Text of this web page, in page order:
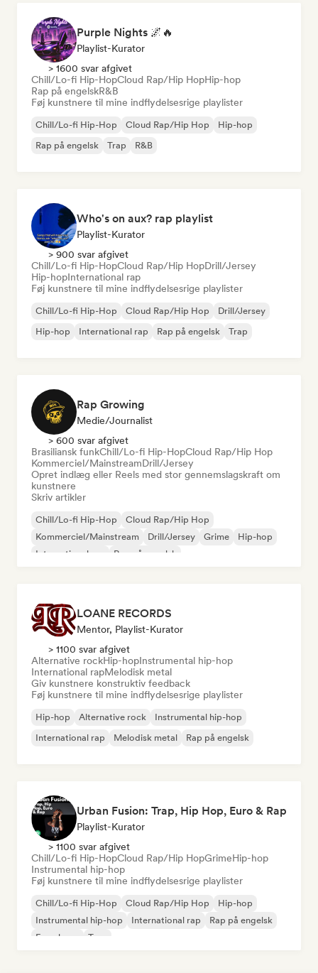
Purple Nights 🌌🔥
Playlist-Kurator
> 1600 svar afgivet
Chill/Lo-fi Hip-HopCloud Rap/Hip HopHip-hop
Rap på engelskR&B
Føj kunstnere til mine indflydelsesrige playlister
Chill/Lo-fi Hip-Hop Cloud Rap/Hip Hop
Hip-hop
Rap på engelsk
Trap R&B
Who's on aux? rap playlist
Playlist-Kurator
> 900 svar afgivet
Chill/Lo-fi Hip-HopCloud Rap/Hip HopDrill/Jersey
Hip-hopInternational rap
Føj kunstnere til mine indflydelsesrige playlister
Chill/Lo-fi Hip-Hop Cloud Rap/Hip Hop
Drill/Jersey
Hip-hop
International rap Rap på engelsk Trap
Rap Growing
Medie/journalist
> 600 svar afgivet
Brasiliansk funkChill/Lo-fi Hip-HopCloud Rap/Hip Hop
Kommerciel/MainstreamDrill/Jersey
Opret indlæg eller Reels med stor gennemslagskraft om
kunstnere
Skriv artikler
Chill/Lo-fi Hip-Hop
Cloud Rap/Hip Hop
Kommerciel/Mainstream
Drill/Jersey Grime
Hip-hop
International rap
Rap på engelsk
LOANE RECORDS
Mentor, Playlist-Kurator
> 1100 svar afgivet
Alternative rockHip-hopInstrumental hip-hop
International rapMelodisk metal
Giv kunstnere konstruktiv feedback
Føj kunstnere til mine indflydelsesrige playlister
Hip-hop Alternative rock
Instrumental hip-hop
International rap
Melodisk metal Rap på engelsk
Urban Fusion: Trap, Hip Hop, Euro & Rap
Playlist-Kurator
> 1100 svar afgivet
Chill/Lo-fi Hip-HopCloud Rap/Hip HopGrimeHip-hop
Instrumental hip-hop
Føj kunstnere til mine indflydelsesrige playlister
Chill/Lo-fi Hip-Hop Cloud Rap/Hip Hop
Hip-hop
Instrumental hip-hop
International rap
Rap på engelsk
Fransk rap
Trap